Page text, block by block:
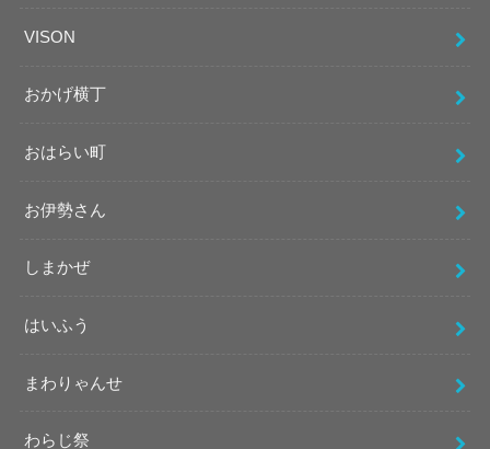
VISON
おかげ横丁
おはらい町
お伊勢さん
しまかぜ
はいふう
まわりゃんせ
わらじ祭